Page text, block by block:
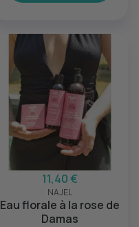
11,40 €
NAJEL
Eau florale à la rose de
Damas